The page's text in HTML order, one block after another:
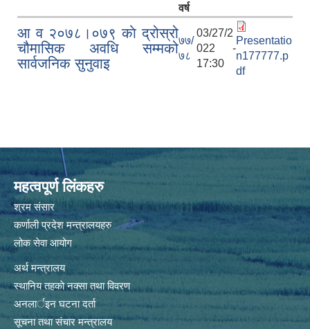
वर्ष
आ व २०७८।०७९ काे द्रोस्रो
चौमासिक अवधि सम्मको
सार्वजनिक सुनुवाइ
७७/
७८
03/27/2
022 -
17:30
Presentatio
n177777.p
df
महत्वपूर्ण लिंकहरु
श्रम संसार
कर्णाली प्रदेश मन्त्रालयहरु
लोक सेवा आयोग
अर्थ मन्त्रालय
स्थानिय तहकाे नक्सा तथा विवरण
अनलार्इन घटना दर्ता
सूचना तथा संचार मन्त्रालय